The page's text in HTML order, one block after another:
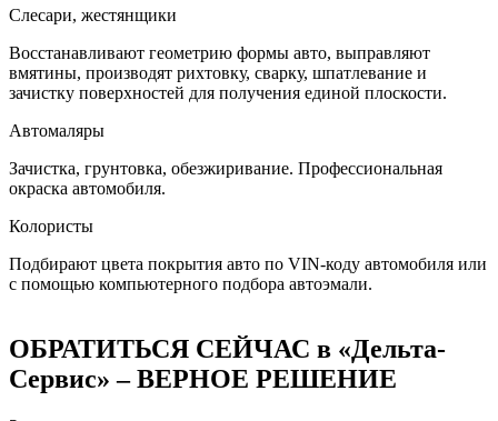
Слесари, жестянщики
Восстанавливают геометрию формы авто, выправляют
вмятины, производят рихтовку, сварку, шпатлевание и
зачистку поверхностей для получения единой плоскости.
Автомаляры
Зачистка, грунтовка, обезжиривание. Профессиональная
окраска автомобиля.
Колористы
Подбирают цвета покрытия авто по VIN-коду автомобиля или
с помощью компьютерного подбора автоэмали.
ОБРАТИТЬСЯ СЕЙЧАС в «Дельта-
Сервис» – ВЕРНОЕ РЕШЕНИЕ